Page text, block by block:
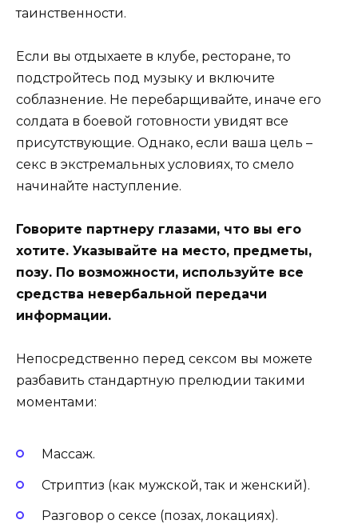
таинственности.
Если вы отдыхаете в клубе, ресторане, то
подстройтесь под музыку и включите
соблазнение. Не перебарщивайте, иначе его
солдата в боевой готовности увидят все
присутствующие. Однако, если ваша цель –
секс в экстремальных условиях, то смело
начинайте наступление.
Говорите партнеру глазами, что вы его
хотите. Указывайте на место, предметы,
позу. По возможности, используйте все
средства невербальной передачи
информации.
Непосредственно перед сексом вы можете
разбавить стандартную прелюдии такими
моментами:
Массаж.
Стриптиз (как мужской, так и женский).
Разговор о сексе (позах, локациях).